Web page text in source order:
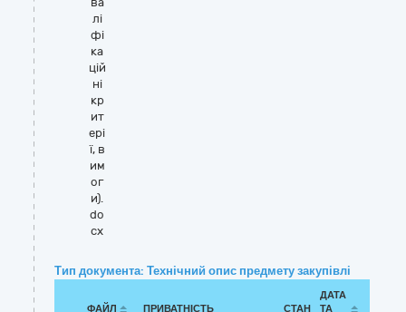
лі
фі
ка
цій
ні
кр
ит
ері
ї, в
им
ог
и).
do
cx
Тип документа: Технічний опис предмету закупівлі
ФАЙЛ ПРИВАТНІСТЬ СТАН
ДАТА
ТА